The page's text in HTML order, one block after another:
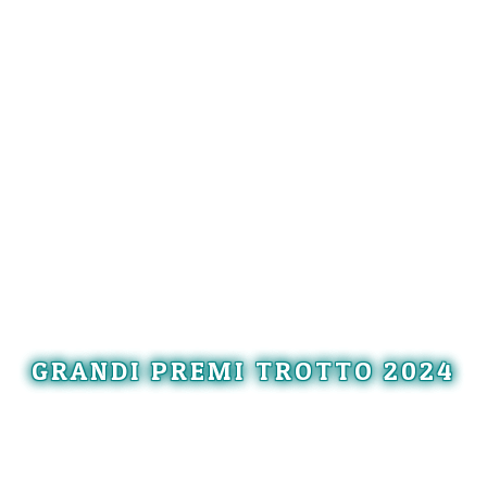
GRANDI PREMI TROTTO 2024